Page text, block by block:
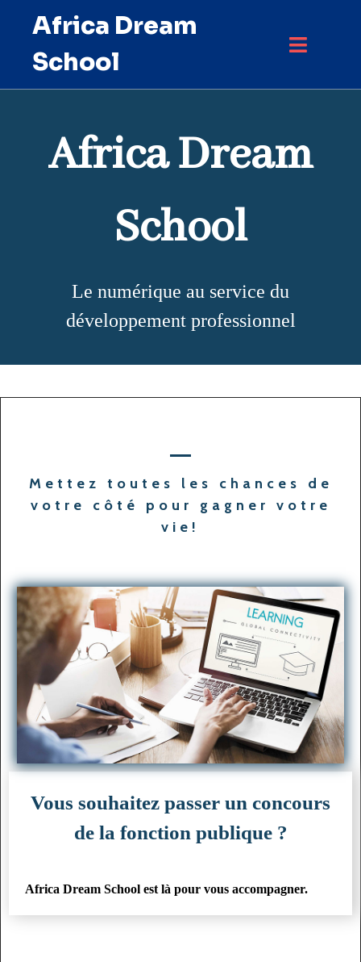
Africa Dream
School
Africa Dream
School
Le numérique au service du
développement professionnel
Mettez toutes les chances de
votre côté pour gagner votre
vie!
Vous souhaitez passer un concours
de la fonction publique ?
Africa Dream School est là pour vous accompagner.